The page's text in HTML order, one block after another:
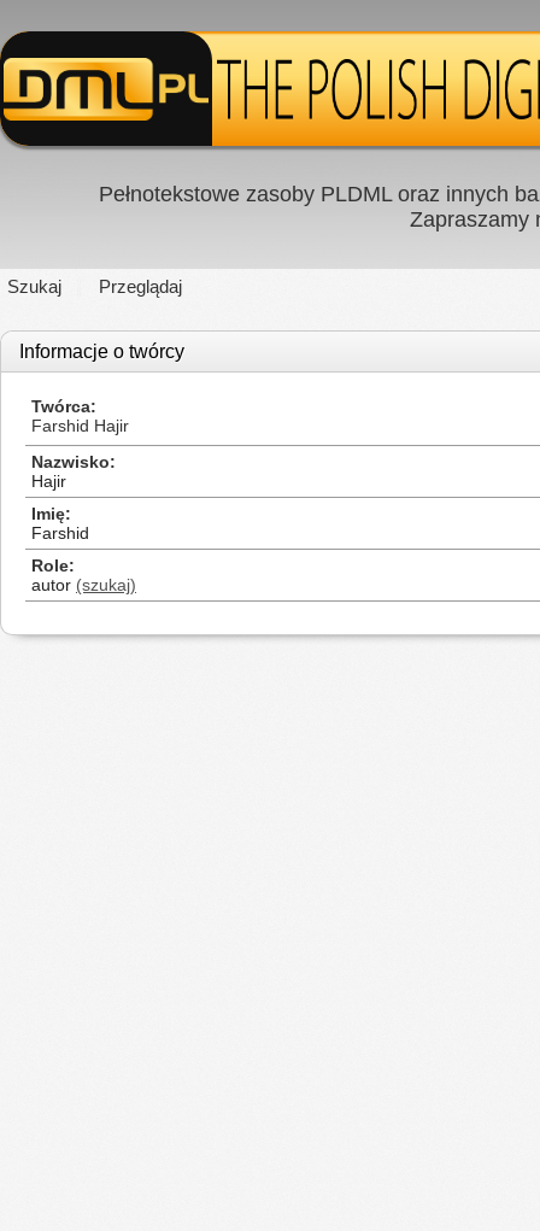
Pełnotekstowe zasoby PLDML oraz innych
Zapraszamy
Szukaj Przeglądaj
Informacje o twórcy
Twórca
Farshid Hajir
Nazwisko
Hajir
Imię
Farshid
Role
autor (szukaj)